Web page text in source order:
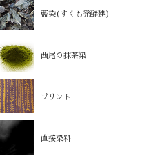
藍染(すくも発酵建)
西尾の抹茶染
プリント
直接染料